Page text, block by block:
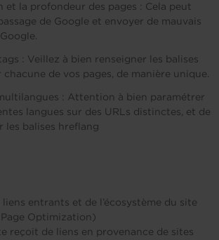
et la profondeur des pages : Cela peut
de Google et envoyer de mauvais
: Veillez à bien renseigner les balises
de vos pages, de manière unique.
: Attention à bien paramétrer
langues sur des URLs distinctes, et de
les balises hreflang
liens entrants et de l’écosystème du site
Optimization)
reçoit de liens en provenance de sites